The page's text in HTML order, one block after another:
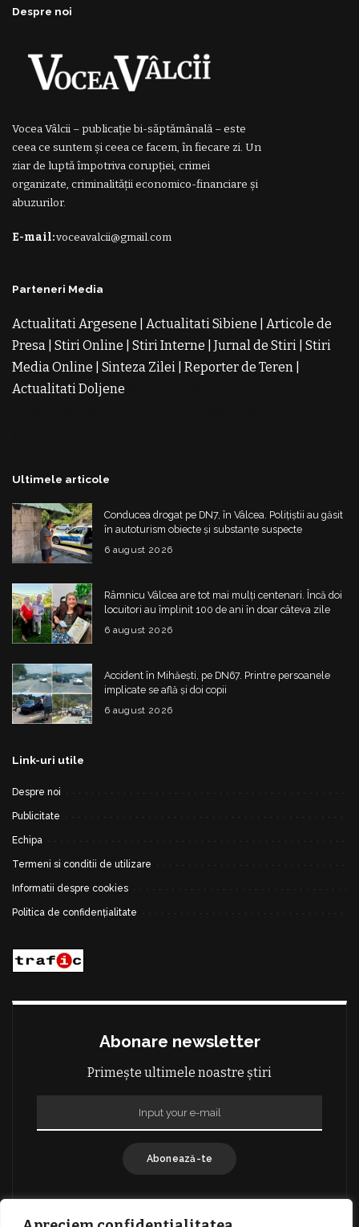
Despre noi
Vocea Vâlcii – publicație bi-săptămânală – este
ceea ce suntem și ceea ce facem, în fiecare zi. Un
ziar de luptă împotriva corupției, crimei
organizate, criminalității economico-financiare și
abuzurilor.
E-mail:voceavalcii@gmail.com
Parteneri Media
Actualitati Argesene Actualitati Sibiene
Articole de
Presa Stiri Online Stiri Interne Jurnal de Stiri Stiri
Media Online
Sinteza Zilei Reporter de Teren
Actualitati Doljene
Ultimele articole
Conducea drogat pe DN7, în Vâlcea. Polițiștii au găsit
în autoturism obiecte și substanțe suspecte
6 august 2026
Râmnicu Vâlcea are tot mai mulți centenari. Încă doi
locuitori au împlinit 100 de ani în doar câteva zile
6 august 2026
Accident în Mihăești, pe DN67. Printre persoanele
implicate se află și doi copii
6 august 2026
Link-uri utile
Despre noi
Publicitate
Echipa
Termeni si conditii de utilizare
Informatii despre cookies
Politica de confidențialitate
Abonare newsletter
Primește ultimele noastre știri
Abonează-te